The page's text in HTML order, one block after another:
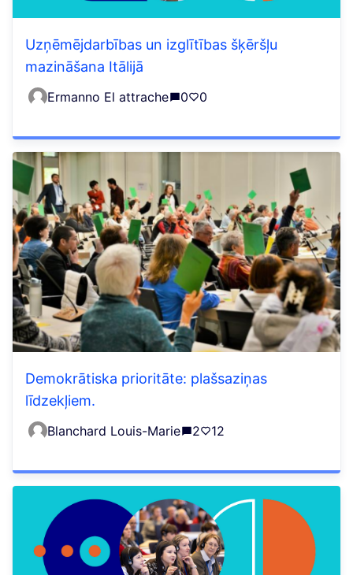
Uzņēmējdarbības un izglītības šķēršļu
mazināšana Itālijā
Ermanno El attrache 0 0
Demokrātiska prioritāte: plašsaziņas
līdzekļiem.
Blanchard Louis-Marie 2 12